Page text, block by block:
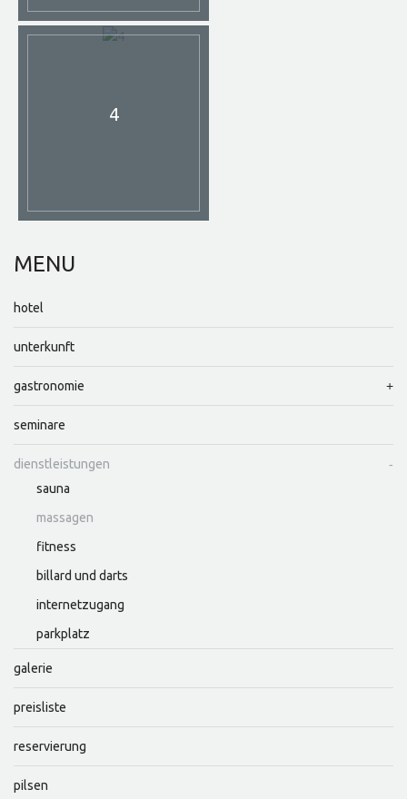
4
MENU
hotel
unterkunft
gastronomie
seminare
dienstleistungen
sauna
massagen
fitness
billard und darts
internetzugang
parkplatz
galerie
preisliste
reservierung
pilsen